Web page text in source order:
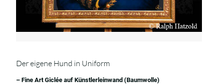
Der eigene Hund in Uniform
– Fine Art Giclée auf Künstlerleinwand (Baumwolle)